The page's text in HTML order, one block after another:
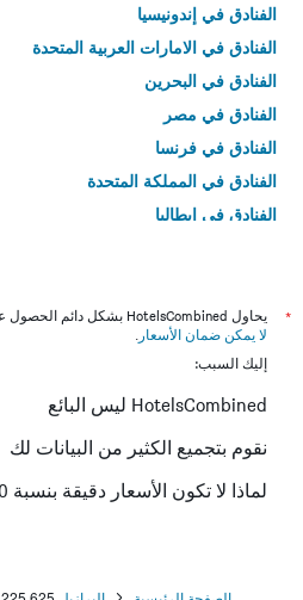
الفنادق في إندونيسيا
الفنادق في الامارات العربية المتحدة
الفنادق في البحرين
الفنادق في مصر
الفنادق في فرنسا
الفنادق في المملكة المتحدة
الفنادق في إيطاليا
*
يحاول HotelsCombined بشكل دائم الحصول على الأسعار الدقيقة، ولكن
لا يمكن ضمان الأسعار .
إليك السبب:
HotelsCombined ليس البائع
نقوم بتجميع الكثير من البيانات لك
لماذا لا تكون الأسعار دقيقة بنسبة 100٪؟